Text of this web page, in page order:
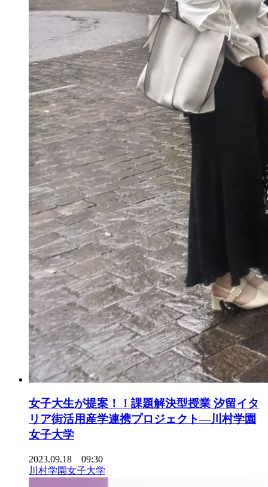
女子大生が提案！！課題解決型授業 汐留イタ
リア街活用産学連携プロジェクト—川村学園
女子大学
2023.09.18 09:30
川村学園女子大学